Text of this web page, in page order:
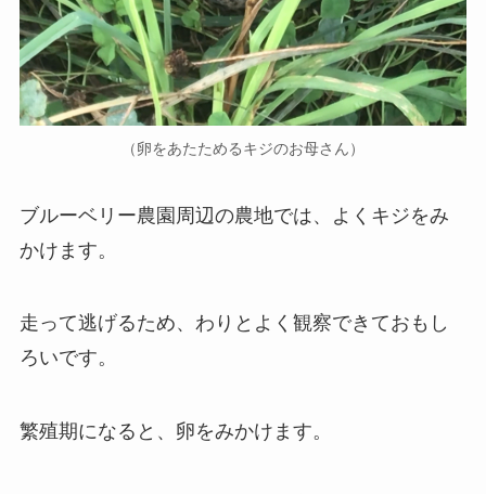
（卵をあたためるキジのお母さん）
ブルーベリー農園周辺の農地では、よくキジをみ
かけます。
走って逃げるため、わりとよく観察できておもし
ろいです。
繁殖期になると、卵をみかけます。